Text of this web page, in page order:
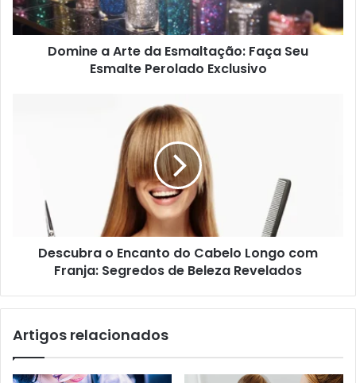
Domine a Arte da Esmaltação: Faça Seu
Esmalte Perolado Exclusivo
Descubra o Encanto do Cabelo Longo com
Franja: Segredos de Beleza Revelados
Artigos relacionados